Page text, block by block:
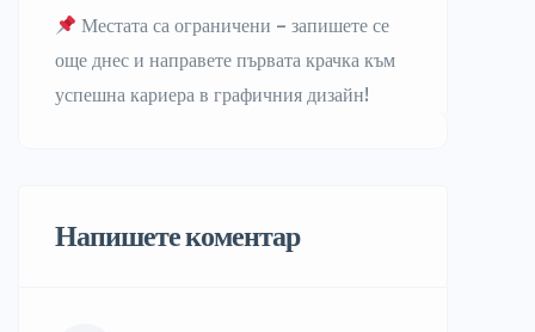
Местата са ограничени – запишете се
още днес и направете първата крачка към
успешна кариера в графичния дизайн!
Напишете коментар